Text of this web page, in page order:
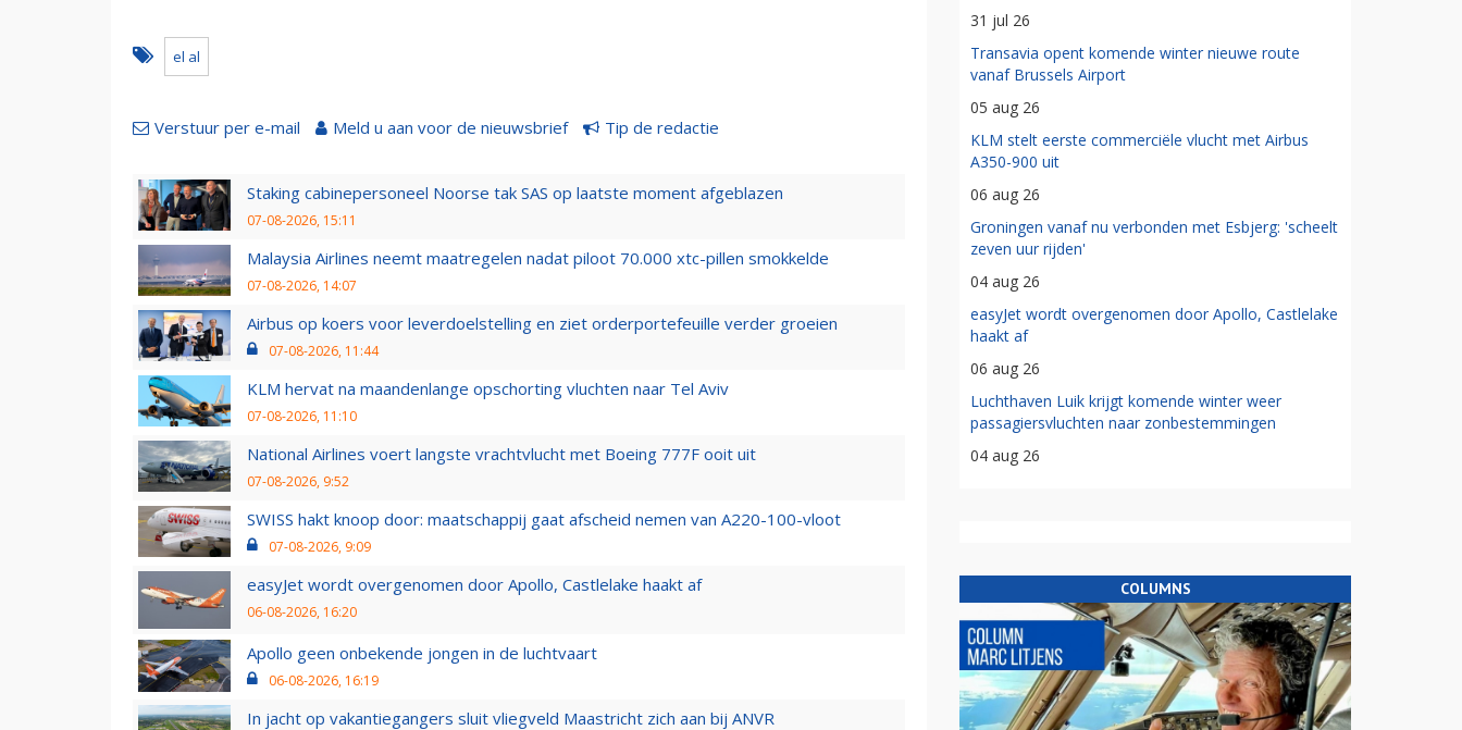
el al
Verstuur per e-mail Meld u aan voor de nieuwsbrief Tip de redactie
Staking cabinepersoneel Noorse tak SAS op laatste moment afgeblazen
07-08-2026, 15:11
Malaysia Airlines neemt maatregelen nadat piloot 70.000 xtc-pillen smokkelde
07-08-2026, 14:07
Airbus op koers voor leverdoelstelling en ziet orderportefeuille verder groeien
07-08-2026, 11:44
KLM hervat na maandenlange opschorting vluchten naar Tel Aviv
07-08-2026, 11:10
National Airlines voert langste vrachtvlucht met Boeing 777F ooit uit
07-08-2026, 9:52
SWISS hakt knoop door: maatschappij gaat afscheid nemen van A220-100-vloot
07-08-2026, 9:09
easyJet wordt overgenomen door Apollo, Castlelake haakt af
06-08-2026, 16:20
Apollo geen onbekende jongen in de luchtvaart
06-08-2026, 16:19
In jacht op vakantiegangers sluit vliegveld Maastricht zich aan bij ANVR
31 jul 26
Transavia opent komende winter nieuwe route
vanaf Brussels Airport
05 aug 26
KLM stelt eerste commerciële vlucht met Airbus
A350-900 uit
06 aug 26
Groningen vanaf nu verbonden met Esbjerg: 'scheelt
zeven uur rijden'
04 aug 26
easyJet wordt overgenomen door Apollo, Castlelake
haakt af
06 aug 26
Luchthaven Luik krijgt komende winter weer
passagiersvluchten naar zonbestemmingen
04 aug 26
COLUMNS